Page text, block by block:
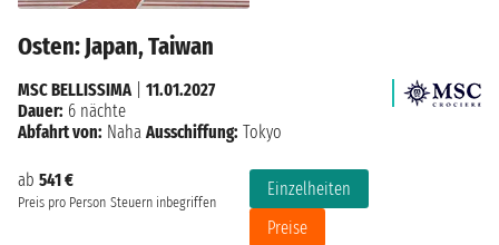
Osten: Japan, Taiwan
ab 541 €
Preis pro Person Steuern inbegriffen
Einzelheiten
Preise
MSC BELLISSIMA
11.01.2027
Dauer: 6 nächte
Abfahrt von: Naha Ausschiffung: Tokyo